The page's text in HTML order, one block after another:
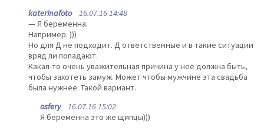
katerinafoto16.07.16 14:48
— Я беременна.
Например. )))
Но для Д не подходит. Д ответственные и в такие ситуации
вряд ли попадают.
Какая-то очень уважительная причина у неё должна быть,
чтобы захотеть замуж. Может чтобы мужчине эта свадьба
была нужнее. Такой вариант.
osfery16.07.16 15:02
Я беременна это же щипцы)))